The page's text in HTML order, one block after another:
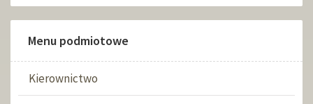
Menu podmiotowe
Kierownictwo